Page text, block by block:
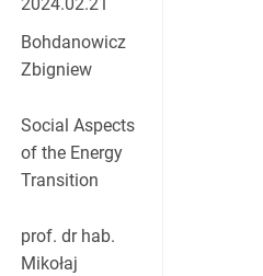
Bohdanowicz
Zbigniew
Social Aspects
of the Energy
Transition
prof. dr hab.
Mikołaj